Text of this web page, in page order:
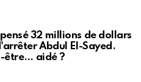
32 millions de dollars
Abdul El-Sayed.
être… aidé ?